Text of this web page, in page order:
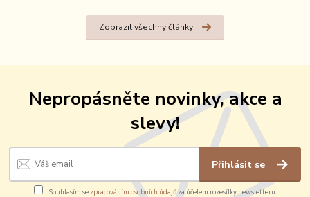
Zobrazit všechny články
Nepropásněte novinky, akce a
slevy!
Přihlásit se
Souhlasím se zpracováním osobních údajůza účelem rozesílky newsletteru.